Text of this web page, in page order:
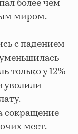
более чем
миром.
с падением
только у 12%
уволили
сокращение
мест.